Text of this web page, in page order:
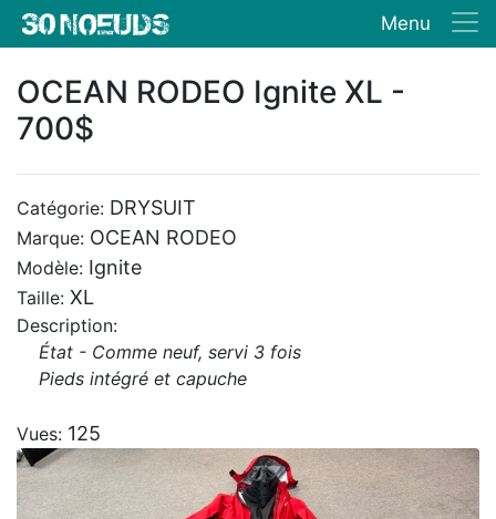
Menu
OCEAN RODEO Ignite XL -
700$
Catégorie: DRYSUIT
Marque: OCEAN RODEO
Modèle: Ignite
Taille: XL
Description:
État - Comme neuf, servi 3 fois
Pieds intégré et capuche
Vues: 125